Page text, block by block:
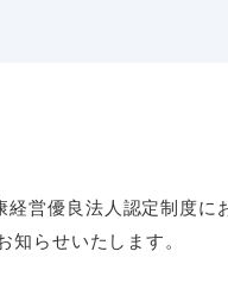
営優良法人認定制度に
知らせいたします。